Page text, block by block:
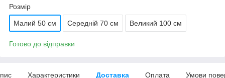
Розмір
Малий 50 см Середній 70 см Великий 100 см
Готово до відправки
Характеристики Доставка Оплата Умови